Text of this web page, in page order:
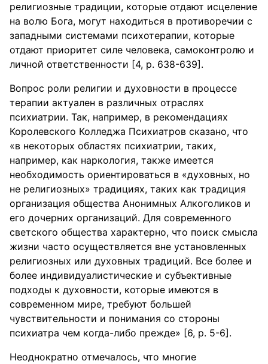
религиозные традиции, которые отдают исцеление
на волю Бога, могут находиться в противоречии с
западными системами психотерапии, которые
отдают приоритет силе человека, самоконтролю и
личной ответственности [4, р. 638-639].
Вопрос роли религии и духовности в процессе
терапии актуален в различных отраслях
психиатрии. Так, например, в рекомендациях
Королевского Колледжа Психиатров сказано, что
«в некоторых областях психиатрии, таких,
например, как наркология, также имеется
необходимость ориентироваться в «духовных, но
не религиозных» традициях, таких как традиция
организация общества Анонимных Алкоголиков и
его дочерних организаций. Для современного
светского общества характерно, что поиск смысла
жизни часто осуществляется вне установленных
религиозных или духовных традиций. Все более и
более индивидуалистические и субъективные
подходы к духовности, которые имеются в
современном мире, требуют большей
чувствительности и понимания со стороны
психиатра чем когда-либо прежде» [6, р. 5-6].
Неоднократно отмечалось, что многие